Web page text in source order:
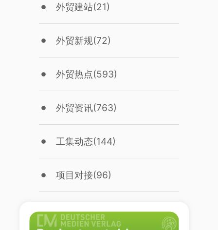
外贸建站(21)
外贸新规(72)
外贸热点(593)
外贸资讯(763)
工集动态(144)
项目对接(96)